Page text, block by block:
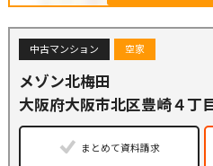
中古マンション 空家
メゾン北梅田
大阪府大阪市北区豊崎４丁
まとめて資料請求